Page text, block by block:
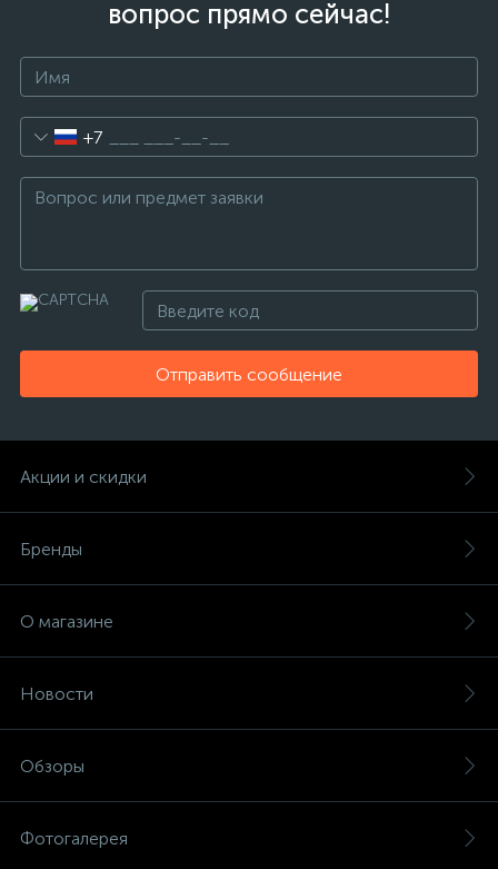
вопрос прямо сейчас!
+7
Отправить сообщение
Акции и скидки
Бренды
О магазине
Новости
Обзоры
Фотогалерея